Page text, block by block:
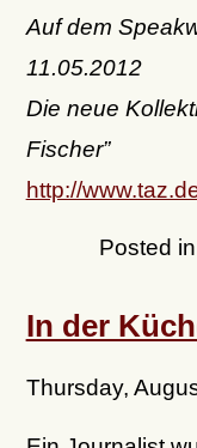
Auf dem
11.05.2012
Die neue
Fischer”
http://
Posted in
In der
Thursday,